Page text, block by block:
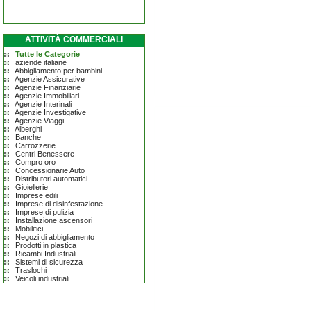
ATTIVITÀ COMMERCIALI
Tutte le Categorie
aziende italiane
Abbigliamento per bambini
Agenzie Assicurative
Agenzie Finanziarie
Agenzie Immobiliari
Agenzie Interinali
Agenzie Investigative
Agenzie Viaggi
Alberghi
Banche
Carrozzerie
Centri Benessere
Compro oro
Concessionarie Auto
Distributori automatici
Gioiellerie
Imprese edili
Imprese di disinfestazione
Imprese di pulizia
Installazione ascensori
Mobilifici
Negozi di abbigliamento
Prodotti in plastica
Ricambi Industriali
Sistemi di sicurezza
Traslochi
Veicoli industriali